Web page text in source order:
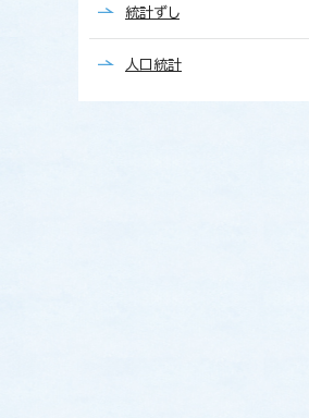
統計ずし
人口統計